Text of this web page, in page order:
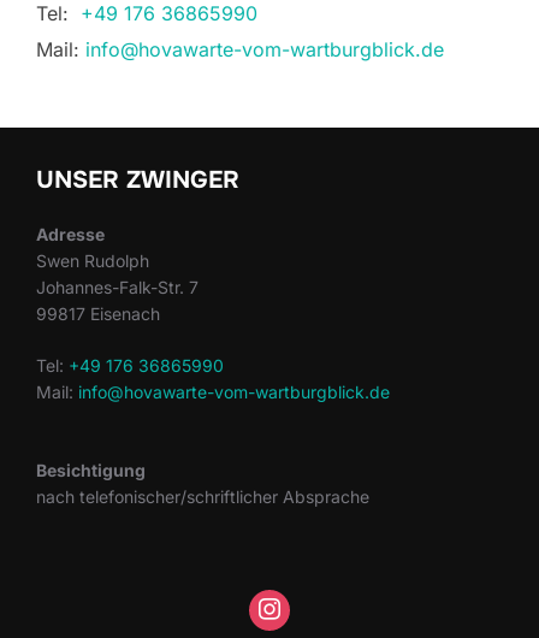
Tel: +49 176 36865990
Mail: info@hovawarte-vom-wartburgblick.de
UNSER ZWINGER
Adresse
Swen Rudolph
Johannes-Falk-Str. 7
99817 Eisenach
Tel: +49 176 36865990
Mail: info@hovawarte-vom-wartburgblick.de
Besichtigung
nach telefonischer/schriftlicher Absprache